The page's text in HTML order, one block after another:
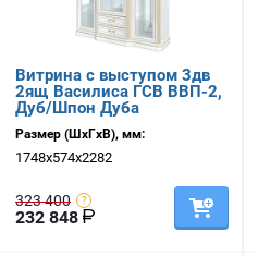
Витрина с выступом 3дв
2ящ Василиса ГСВ ВВП-2,
Дуб/Шпон Дуба
Размер (ШхГхВ), мм:
1748х574х2282
323 400
232 848